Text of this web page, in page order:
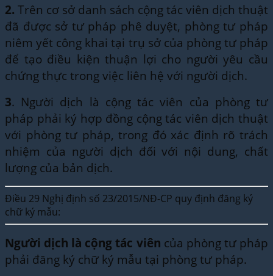
2. Trên cơ sở danh sách cộng tác viên dịch thuật
đã được sở tư pháp phê duyệt, phòng tư pháp
niêm yết công khai tại trụ sở của phòng tư pháp
để tạo điều kiện thuận lợi cho người yêu cầu
chứng thực trong việc liên hệ với người dịch.
3. Người dịch là cộng tác viên của phòng tư
pháp phải ký hợp đồng cộng tác viên dịch thuật
với phòng tư pháp, trong đó xác định rõ trách
nhiệm của người dịch đối với nội dung, chất
lượng của bản dịch.
Điều 29 Nghị định số 23/2015/NĐ-CP quy định đăng ký
chữ ký mẫu:
Người dịch là cộng tác viên của phòng tư pháp
phải đăng ký chữ ký mẫu tại phòng tư pháp.